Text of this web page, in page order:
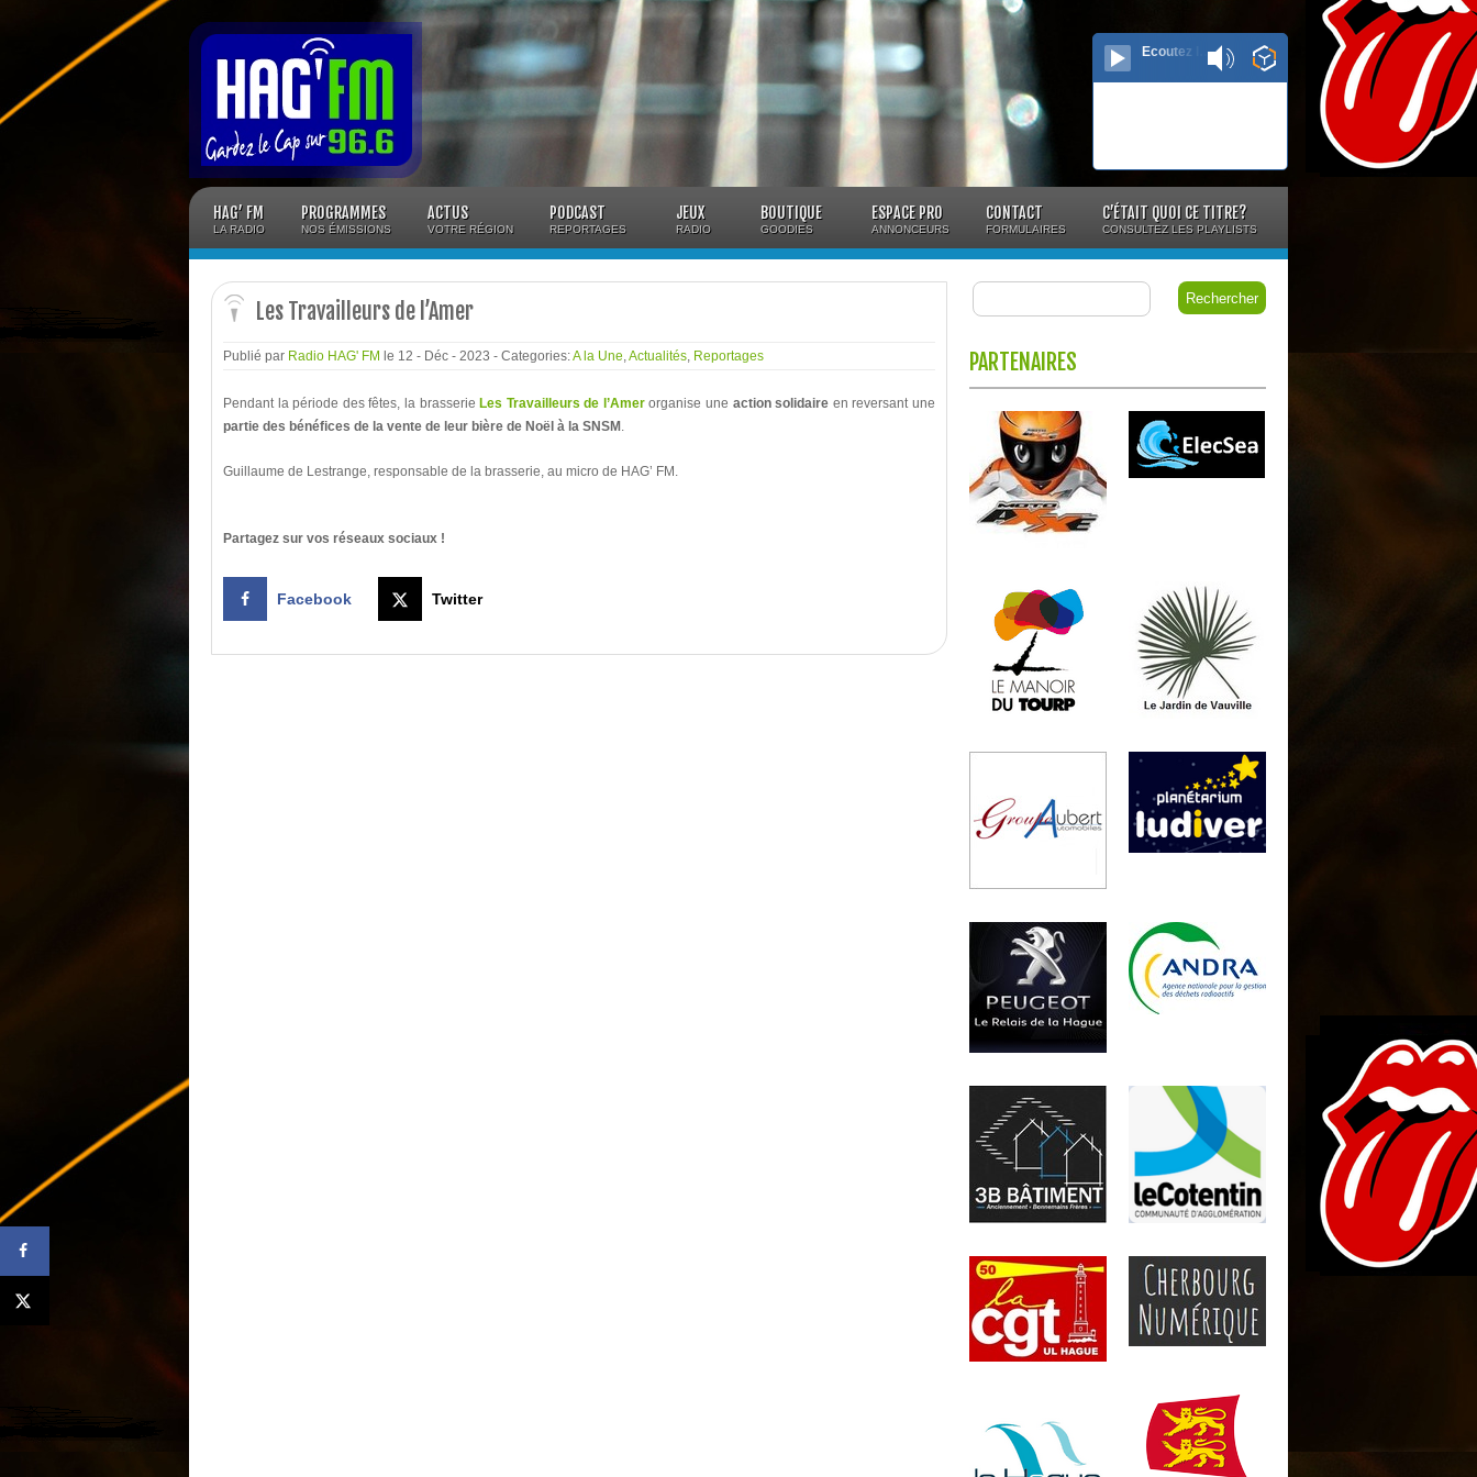
Ecoutez le direct...
HAG’ FM
LA RADIO
PROGRAMMES
NOS ÉMISSIONS
ACTUS
VOTRE RÉGION
PODCAST
REPORTAGES
JEUX
RADIO
BOUTIQUE
GOODIES
ESPACE PRO
ANNONCEURS
CONTACT
FORMULAIRES
C’ÉTAIT QUOI CE TITRE?
CONSULTEZ LES PLAYLISTS
Les Travailleurs de l’Amer
Publié par Radio HAG' FM le 12 - Déc - 2023 - Categories:A la Une,Actualités, Reportages
Pendant la période des fêtes, la brasserie Les Travailleurs de l’Amerorganise une action solidaire en reversant une
partie des bénéfices de la vente de leur bière de Noël à la SNSM .
Guillaume de Lestrange, responsable de la brasserie, au micro de HAG’ FM.
Partagez sur vos réseaux sociaux !
Facebook Twitter
PARTENAIRES
Panneau de gestion des cookies